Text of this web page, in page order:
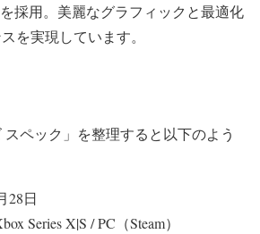
採用。美麗なグラフィックと最適化
を実現しています。
スペック」を整理すると以下のよう
28日
Series X|S / PC（Steam）